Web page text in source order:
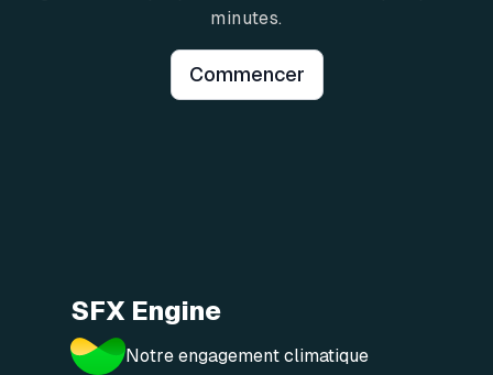
minutes.
Commencer
SFX Engine
Notre engagement climatique